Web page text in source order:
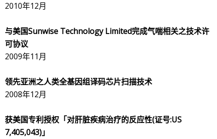
2010年12月
与美国Sunwise Technology Limited完成气喘相关之技术许
可协议
2009年11月
领先亚洲之人类全基因组译码芯片扫描技术
2008年12月
获美国专利授权「对肝脏疾病治疗的反应性(证号:US
7,405,043)」